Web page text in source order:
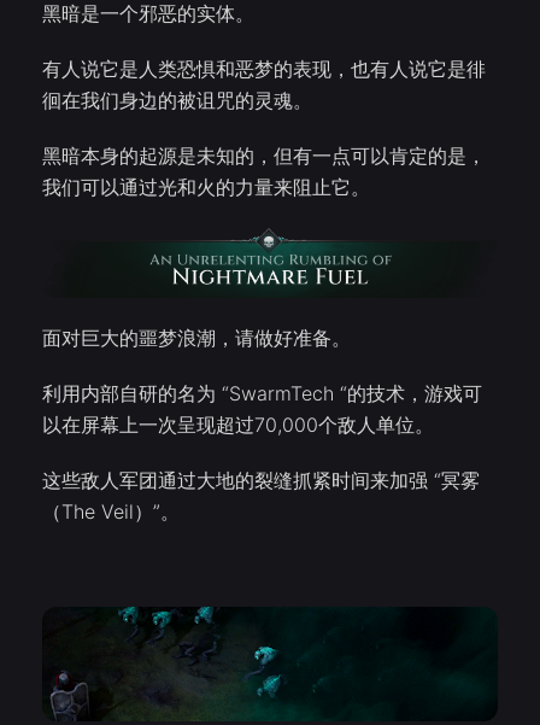
黑暗是一个邪恶的实体。
有人说它是人类恐惧和恶梦的表现，也有人说它是徘
徊在我们身边的被诅咒的灵魂。
黑暗本身的起源是未知的，但有一点可以肯定的是，
我们可以通过光和火的力量来阻止它。
面对巨大的噩梦浪潮，请做好准备。
利用内部自研的名为 “SwarmTech “的技术，游戏可
以在屏幕上一次呈现超过70,000个敌人单位。
这些敌人军团通过大地的裂缝抓紧时间来加强 “冥雾
（The Veil）”。